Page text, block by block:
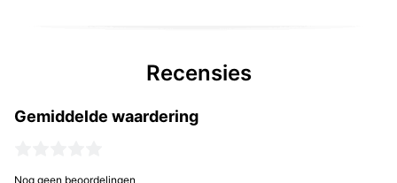
Recensies
Gemiddelde waardering
Nog geen beoordelingen